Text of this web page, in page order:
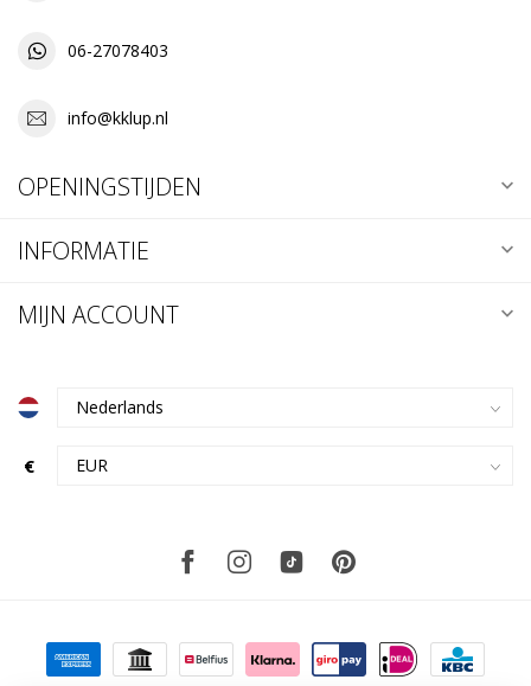
06-27078403
info@kklup.nl
OPENINGSTIJDEN
INFORMATIE
MIJN ACCOUNT
€